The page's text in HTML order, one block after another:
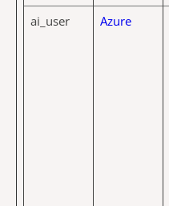
ai_user Azure